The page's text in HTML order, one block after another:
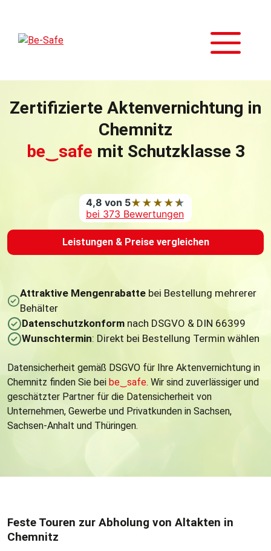
springen
Zertifizierte Aktenvernichtung in
Chemnitz
be‿safe mit Schutzklasse 3
Datensicherheit gemäß DSGVO für Ihre Aktenvernichtung in
Chemnitz finden Sie bei be safe. Wir sind zuverlässiger und
geschätzter Partner für die Datensicherheit von
Unternehmen, Gewerbe und Privatkunden in Sachsen,
Sachsen-Anhalt und Thüringen.
Attraktive Mengenrabatte bei Bestellung mehrerer
Behälter
Datenschutzkonform nach DSGVO & DIN 66399
Wunschtermin: Direkt bei Bestellung Termin wählen
4,8 von 5★ ★ ★ ★★
bei 373 Bewertungen
Leistungen & Preise vergleichen
Feste Touren zur Abholung von Altakten in
Chemnitz